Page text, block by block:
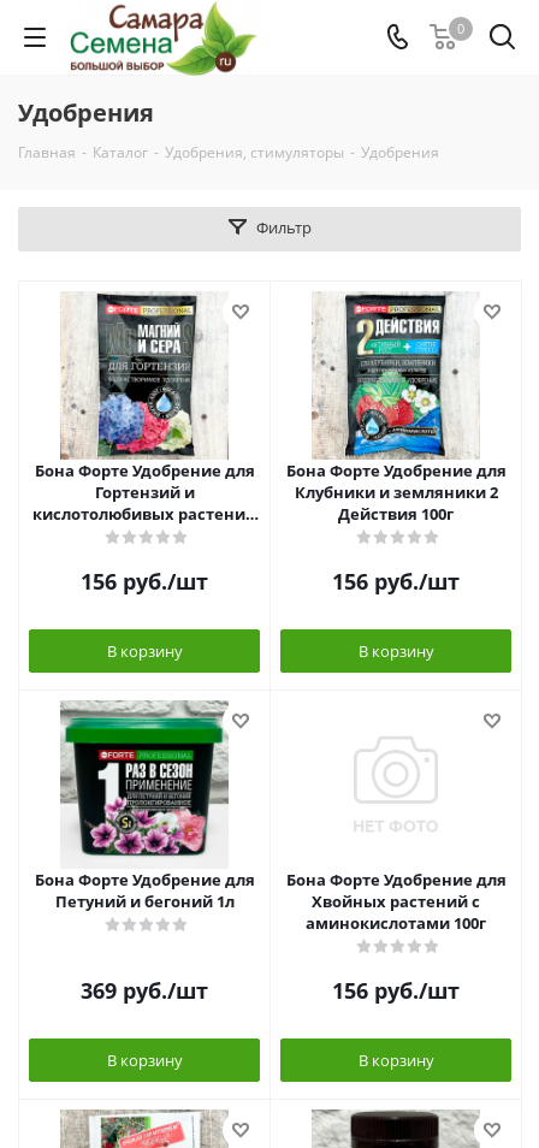
0
Удобрения
Главная - Каталог - Удобрения, стимуляторы - Удобрения
Фильтр
Бона Форте Удобрение для
Гортензий и
кислотолюбивых растений
с серой и магнием 100г
156 руб./шт
В корзину
Бона Форте Удобрение для
Клубники и земляники 2
Действия 100г
156 руб./шт
В корзину
Бона Форте Удобрение для
Петуний и бегоний 1л
369 руб./шт
В корзину
Бона Форте Удобрение для
Хвойных растений с
аминокислотами 100г
156 руб./шт
В корзину